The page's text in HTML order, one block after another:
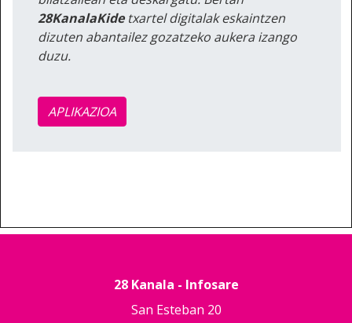
28KanalaKidetxartel digitalak eskaintzen
dizuten abantailez gozatzeko aukera izango
duzu.
APLIKAZIOA
28 Kanala - Infosare
San Esteban 20